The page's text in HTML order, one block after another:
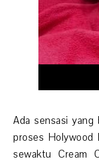
Ada sensasi yang
proses Holywood
sewaktu Cream